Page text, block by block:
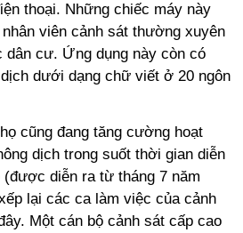
thoại. Những chiếc máy này
viên cảnh sát thường xuyên
dân cư. Ứng dụng này còn có
dưới dạng chữ viết ở 20 ngôn
cũng đang tăng cường hoạt
dịch trong suốt thời gian diễn
diễn ra từ tháng 7 năm
lại các ca làm việc của cảnh
Một cán bộ cảnh sát cấp cao